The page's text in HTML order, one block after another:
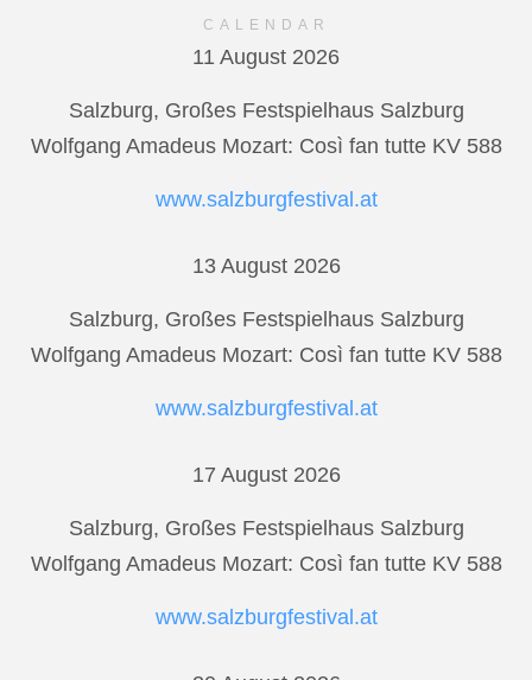
CALENDAR
11 August 2026
Salzburg, Großes Festspielhaus Salzburg
Wolfgang Amadeus Mozart: Così fan tutte KV 588
www.salzburgfestival.at
13 August 2026
Salzburg, Großes Festspielhaus Salzburg
Wolfgang Amadeus Mozart: Così fan tutte KV 588
www.salzburgfestival.at
17 August 2026
Salzburg, Großes Festspielhaus Salzburg
Wolfgang Amadeus Mozart: Così fan tutte KV 588
www.salzburgfestival.at